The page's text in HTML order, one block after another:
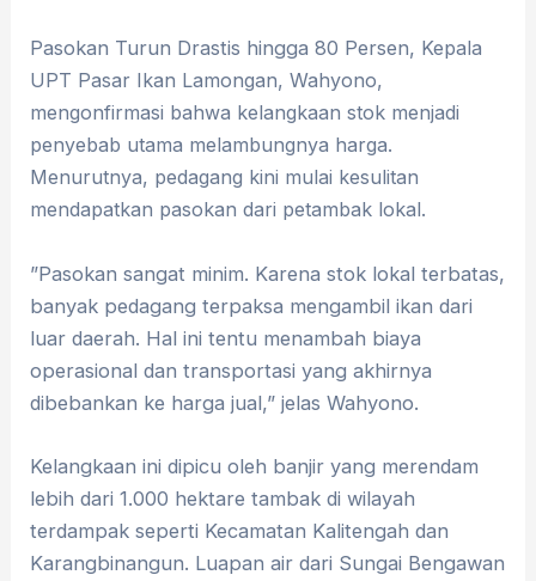
​Pasokan Turun Drastis hingga 80 Persen, Kepala
UPT Pasar Ikan Lamongan, Wahyono,
mengonfirmasi bahwa kelangkaan stok menjadi
penyebab utama melambungnya harga.
Menurutnya, pedagang kini mulai kesulitan
mendapatkan pasokan dari petambak lokal.
​”Pasokan sangat minim. Karena stok lokal terbatas,
banyak pedagang terpaksa mengambil ikan dari
luar daerah. Hal ini tentu menambah biaya
operasional dan transportasi yang akhirnya
dibebankan ke harga jual,” jelas Wahyono.
Kelangkaan ini dipicu oleh banjir yang merendam
lebih dari 1.000 hektare tambak di wilayah
terdampak seperti Kecamatan Kalitengah dan
Karangbinangun. Luapan air dari Sungai Bengawan